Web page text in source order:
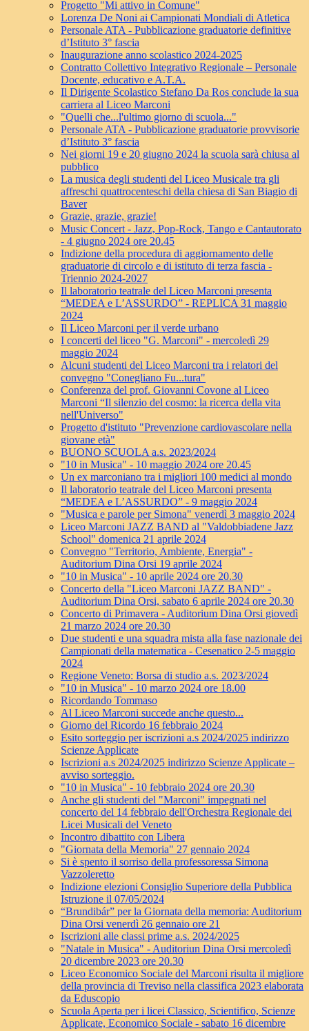
Progetto "Mi attivo in Comune"
Lorenza De Noni ai Campionati Mondiali di Atletica
Personale ATA - Pubblicazione graduatorie definitive
d’Istituto 3° fascia
Inaugurazione anno scolastico 2024-2025
Contratto Collettivo Integrativo Regionale – Personale
Docente, educativo e A.T.A.
Il Dirigente Scolastico Stefano Da Ros conclude la sua
carriera al Liceo Marconi
"Quelli che...l'ultimo giorno di scuola..."
Personale ATA - Pubblicazione graduatorie provvisorie
d’Istituto 3° fascia
Nei giorni 19 e 20 giugno 2024 la scuola sarà chiusa al
pubblico
La musica degli studenti del Liceo Musicale tra gli
affreschi quattrocenteschi della chiesa di San Biagio di
Baver
Grazie, grazie, grazie!
Music Concert - Jazz, Pop-Rock, Tango e Cantautorato
- 4 giugno 2024 ore 20.45
Indizione della procedura di aggiornamento delle
graduatorie di circolo e di istituto di terza fascia -
Triennio 2024-2027
Il laboratorio teatrale del Liceo Marconi presenta
“MEDEA e L’ASSURDO” - REPLICA 31 maggio
2024
Il Liceo Marconi per il verde urbano
I concerti del liceo "G. Marconi" - mercoledì 29
maggio 2024
Alcuni studenti del Liceo Marconi tra i relatori del
convegno "Conegliano Fu...tura"
Conferenza del prof. Giovanni Covone al Liceo
Marconi “Il silenzio del cosmo: la ricerca della vita
nell'Universo"
Progetto d'istituto "Prevenzione cardiovascolare nella
giovane età"
BUONO SCUOLA a.s. 2023/2024
"10 in Musica" - 10 maggio 2024 ore 20.45
Un ex marconiano tra i migliori 100 medici al mondo
Il laboratorio teatrale del Liceo Marconi presenta
“MEDEA e L’ASSURDO” - 9 maggio 2024
"Musica e parole per Simona" venerdì 3 maggio 2024
Liceo Marconi JAZZ BAND al "Valdobbiadene Jazz
School" domenica 21 aprile 2024
Convegno "Territorio, Ambiente, Energia" -
Auditorium Dina Orsi 19 aprile 2024
"10 in Musica" - 10 aprile 2024 ore 20.30
Concerto della "Liceo Marconi JAZZ BAND" -
Auditorium Dina Orsi, sabato 6 aprile 2024 ore 20.30
Concerto di Primavera - Auditorium Dina Orsi giovedì
21 marzo 2024 ore 20.30
Due studenti e una squadra mista alla fase nazionale dei
Campionati della matematica - Cesenatico 2-5 maggio
2024
Regione Veneto: Borsa di studio a.s. 2023/2024
"10 in Musica" - 10 marzo 2024 ore 18.00
Ricordando Tommaso
Al Liceo Marconi succede anche questo...
Giorno del Ricordo 16 febbraio 2024
Esito sorteggio per iscrizioni a.s 2024/2025 indirizzo
Scienze Applicate
Iscrizioni a.s 2024/2025 indirizzo Scienze Applicate –
avviso sorteggio.
"10 in Musica" - 10 febbraio 2024 ore 20.30
Anche gli studenti del "Marconi" impegnati nel
concerto del 14 febbraio dell'Orchestra Regionale dei
Licei Musicali del Veneto
Incontro dibattito con Libera
"Giornata della Memoria" 27 gennaio 2024
Si è spento il sorriso della professoressa Simona
Vazzoleretto
Indizione elezioni Consiglio Superiore della Pubblica
Istruzione il 07/05/2024
“Brundibár” per la Giornata della memoria: Auditorium
Dina Orsi venerdì 26 gennaio ore 21
Iscrizioni alle classi prime a.s. 2024/2025
"Natale in Musica" - Auditoriun Dina Orsi mercoledì
20 dicembre 2023 ore 20.30
Liceo Economico Sociale del Marconi risulta il migliore
della provincia di Treviso nella classifica 2023 elaborata
da Eduscopio
Scuola Aperta per i licei Classico, Scientifico, Scienze
Applicate, Economico Sociale - sabato 16 dicembre